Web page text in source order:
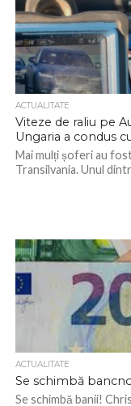
ACTUALITATE
Viteze de raliu pe
Ungaria a condus
Mai mulți șoferi au
Transilvania. Unul
ACTUALITATE
Se schimbă
Se schimbă banii!